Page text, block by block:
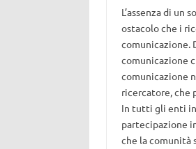
L’assenza di
ostacolo che i
comunicazione.
comunicazione
comunicazione
ricercatore, che
In tutti gli enti
partecipazione
che la comunità